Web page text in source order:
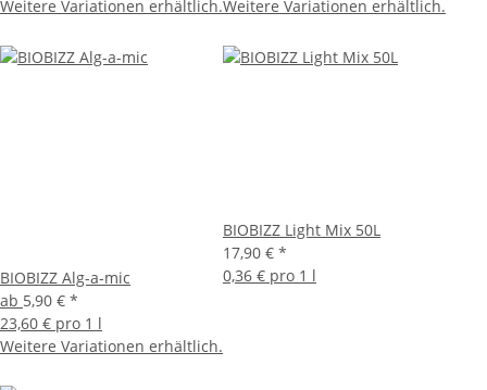
Weitere Variationen erhältlich.Weitere Variationen erhältlich.
BIOBIZZ Alg-a-mic
ab 5,90 € *
23,60 € pro 1 l
Weitere Variationen erhältlich.
BIOBIZZ Light Mix 50L
17,90 € *
0,36 € pro 1 l